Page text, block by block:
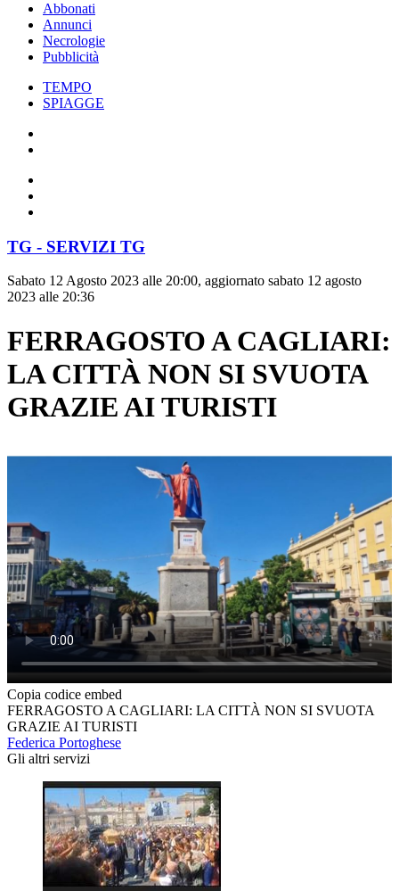
Abbonati
Annunci
Necrologie
Pubblicità
TEMPO
SPIAGGE
TG - SERVIZI TG
Sabato 12 Agosto 2023 alle 20:00, aggiornato sabato 12 agosto
2023 alle 20:36
FERRAGOSTO A CAGLIARI:
LA CITTÀ NON SI SVUOTA
GRAZIE AI TURISTI
Copia codice embed
FERRAGOSTO A CAGLIARI: LA CITTÀ NON SI SVUOTA
GRAZIE AI TURISTI
Federica Portoghese
Gli altri servizi